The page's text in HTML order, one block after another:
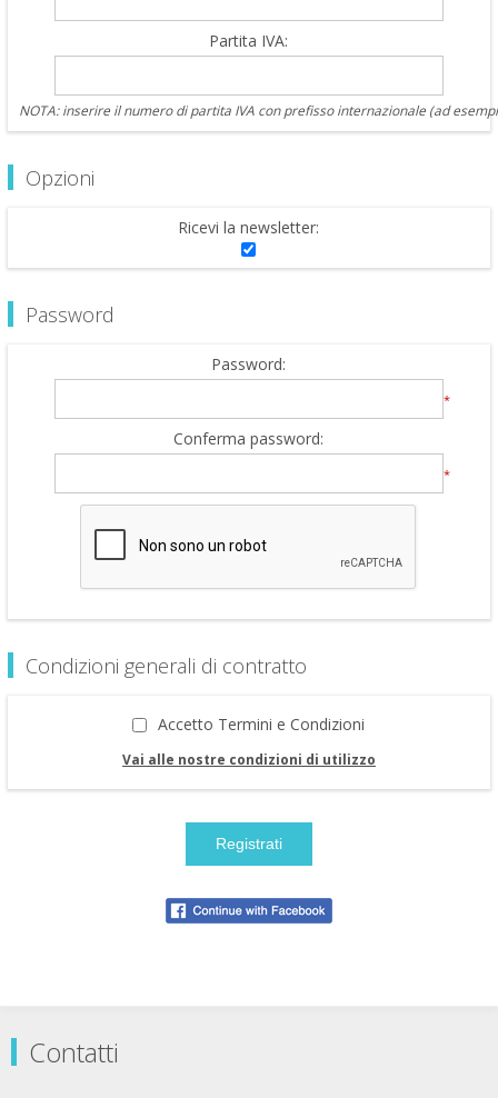
Partita IVA:
NOTA: inserire il numero di partita IVA con prefisso internazionale (ad
Opzioni
Ricevi la newsletter:
Password
Password:
*
Conferma password:
*
Condizioni generali di contratto
Accetto Termini e Condizioni
Vai alle nostre condizioni di utilizzo
Contatti